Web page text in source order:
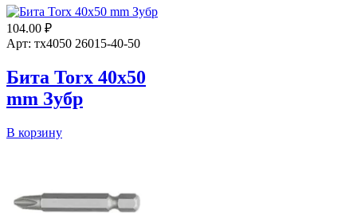
104.00 ₽
Арт: тх4050 26015-40-50
Бита Torx 40х50
mm Зубр
Количество
mm
В корзину